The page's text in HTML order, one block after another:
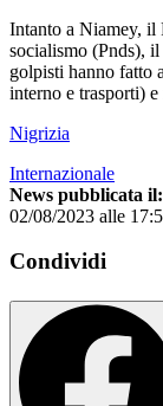
Intanto a Niamey, il
socialismo (Pnds),
golpisti hanno fatto
interno e trasporti)
Nigrizia
Internazionale
News pubblicata il:
02/08/2023 alle
Condividi